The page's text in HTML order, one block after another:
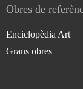
Obres de
Enciclopèdia Art
Grans obres